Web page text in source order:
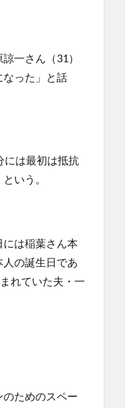
一さん（31）
なった」と話
には最初は抵抗
いう。
は稲葉さん本
の誕生日であ
れていた夫・一
ためのスペー